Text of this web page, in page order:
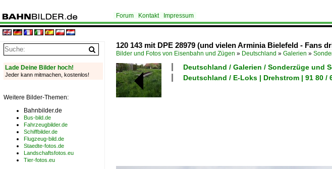
Forum Kontakt Impressum
120 143 mit DPE 28979 (und vielen Arminia Bielefeld - Fans
Bilder und Fotos von Eisenbahn und Zügen » Deutschland » Galerien »
Deutschland / Galerien / Sonderzüge und
Deutschland / E-Loks | Drehstrom | 91 80
Lade Deine Bilder hoch!
Jeder kann mitmachen, kostenlos!
Weitere Bilder-Themen:
Bahnbilder.de
Bus-bild.de
Fahrzeugbilder.de
Schiffbilder.de
Flugzeug-bild.de
Staedte-fotos.de
Landschaftsfotos.eu
Tier-fotos.eu